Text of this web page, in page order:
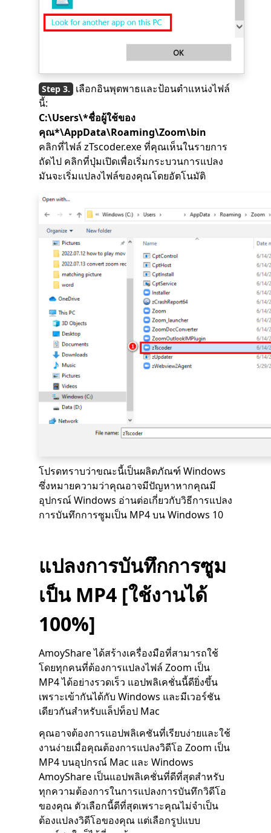
เลือกอินพุตพาธและป้อนตำแหน่งไฟล์
นี้:
C:\Users\*ชื่อผู้ใช้ของ
คุณ*\AppData\Roaming\Zoom\bin
คลิกที่ไฟล์ zTscoder.exe ที่คุณเห็นในรายการ
ถัดไป คลิกที่ปุ่มเปิดเพื่อเริ่มกระบวนการแปลง
มันจะเริ่มแปลงไฟล์ของคุณโดยอัตโนมัติ
โปรดทราบว่าขณะนี้เป็นผลิตภัณฑ์ Windows
ซึ่งหมายความว่าคุณอาจมีปัญหาหากคุณมี
อุปกรณ์ Windows อ่านต่อเกี่ยวกับวิธีการแปลง
การบันทึกการซูมเป็น MP4 บน Windows 10
แปลงการบันทึกการซูม
เป็น MP4 [ใช้งานได้
100%]
AmoyShare ได้สร้างเครื่องมือที่สามารถใช้
โดยทุกคนที่ต้องการแปลงไฟล์ Zoom เป็น
MP4 ได้อย่างรวดเร็ว แอปพลิเคชั่นนี้ดียิ่งขึ้น
เพราะเข้ากันได้กับ Windows และมีเวอร์ชัน
เดียวกันสำหรับแล็ปท็อป Mac
คุณอาจต้องการแอปพลิเคชันที่เรียบง่ายและใช้
งานง่ายเมื่อคุณต้องการแปลงวิดีโอ Zoom เป็น
MP4 บนอุปกรณ์ Mac และ Windows
AmoyShare เป็นแอปพลิเคชั่นที่ดีที่สุดสำหรับ
ทุกความต้องการในการแปลงการบันทึกวิดีโอ
ของคุณ ตัวเลือกนี้ดีที่สุดเพราะคุณไม่จำเป็น
ต้องแปลงวิดีโอของคุณ แต่เลือกรูปแบบ